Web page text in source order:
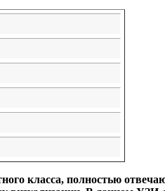
класса, полностью